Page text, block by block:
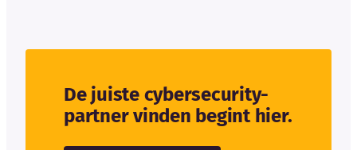
De juiste cybersecurity-
partner vinden begint hier.